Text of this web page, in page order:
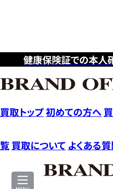
健康保険証での本
買取トップ初めての方へ
覧 買取について よくある